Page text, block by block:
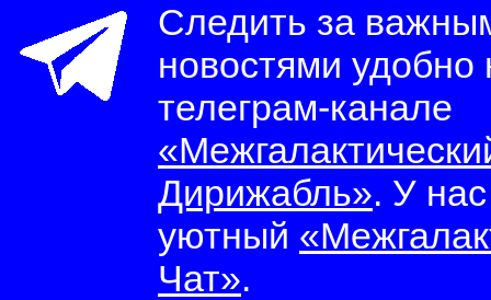
Следить за
новостями
телеграм-канале
Дирижабль». У
уютный
Чат».